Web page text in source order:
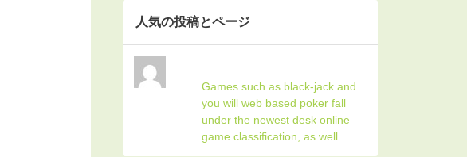
人気の投稿とページ
Games such as black-jack and
you will web based poker fall
under the newest desk online
game classification, as well